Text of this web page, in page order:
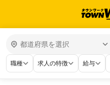
職種 求人の特徴 給与